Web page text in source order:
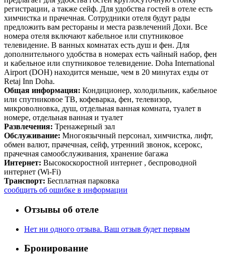
регистрации, а также сейф. Для удобства гостей в отеле есть
химчистка и прачечная. Сотрудники отеля будут рады
предложить вам рестораны и места развлечений Дохи. Все
номера отеля включают кабельное или спутниковое
телевидение. В ванных комнатах есть душ и фен. Для
дополнительного удобства в номерах есть чайный набор, фен
и кабельное или спутниковое телевидение. Doha International
Airport (DOH) находится меньше, чем в 20 минутах езды от
Retaj Inn Doha.
Общая информация: Кондиционер, холодильник, кабельное
или спутниковое ТВ, кофеварка, фен, телевизор,
микроволновка, душ, отдельная ванная комната, туалет в
номере, отдельная ванная и туалет
Развлечения: Тренажерный зал
Обслуживание: Многоязычный персонал, химчистка, лифт,
обмен валют, прачечная, сейф, утренний звонок, ксерокс,
прачечная самообслуживания, хранение багажа
Интернет: Высокоскоростной интернет , беспроводной
интернет (Wi-Fi)
Транспорт: Бесплатная парковка
сообщить об ошибке в информации
Отзывы об отеле
Нет ни одного отзыва. Ваш отзыв будет первым
Бронирование